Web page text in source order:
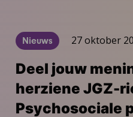
Nieuws 27 oktober
Deel jouw
herziene JGZ-
Psychosociale